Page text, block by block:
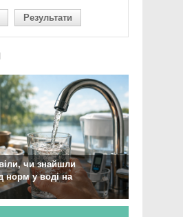
Результати
чи знайшли
норм у воді на